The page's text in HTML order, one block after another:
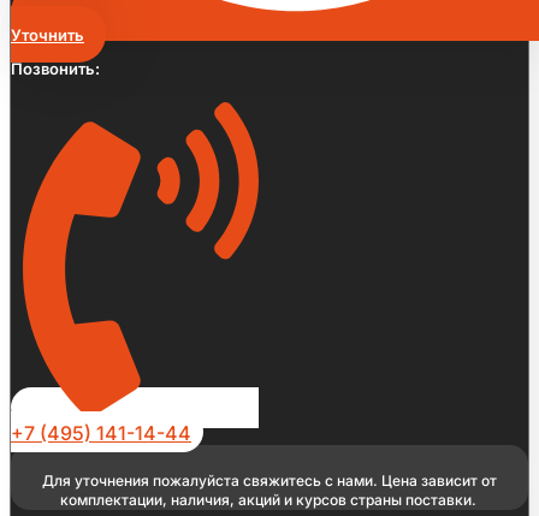
Уточнить
Позвонить:
+7 (495) 141-14-44
Для уточнения пожалуйста свяжитесь с нами. Цена зависит от
комплектации, наличия, акций и курсов страны поставки.